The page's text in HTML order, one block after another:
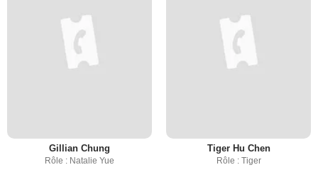
Gillian Chung
Rôle : Natalie Yue
Tiger Hu Chen
Rôle : Tiger